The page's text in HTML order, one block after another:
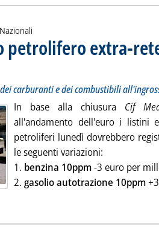
petrolifero extra-
Le variazioni sui prezzi Siva dei carburanti e dei
venerdì 31 agosto 2012 alle 9.22.
carburanti e dei combustibili
In base alla chiusura Cif
all'andamento dell'euro i listini
petroliferi lunedì dovrebbero
le seguenti variazioni:
1. benzina 10ppm-3 euro per
2. gasolio autotrazione 10ppm
'Listini mercato petrolifero